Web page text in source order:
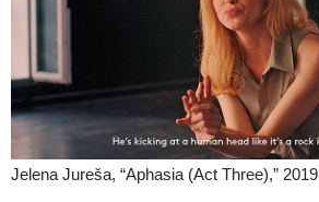
Jelena Jureša, “Aphasia (Act Three),” 2019